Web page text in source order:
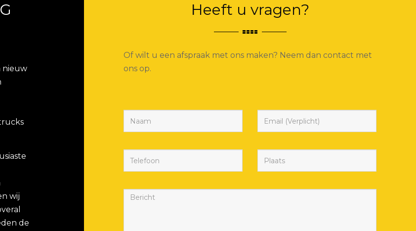
nieuw
wij
de
Heeft u vragen?
Of wilt u een afspraak met ons maken? Neem dan contact met
ons op.